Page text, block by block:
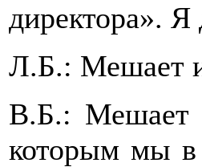
директора».
Л.Б.: Мешает
В.Б.: Мешает
которым мы